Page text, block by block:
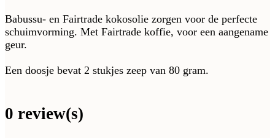
Babussu- en Fairtrade kokosolie zorgen voor de perfecte
schuimvorming. Met Fairtrade koffie, voor een aangename
geur.
Een doosje bevat 2 stukjes zeep van 80 gram.
0 review(s)